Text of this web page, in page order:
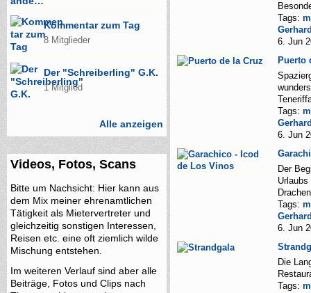
Kommentar zum Tag
8 Mitglieder
Der "Schreiberling" G.K.
1 Mitglied
Alle anzeigen
Videos, Fotos, Scans
Bitte um Nachsicht: Hier kann aus
dem Mix meiner ehrenamtlichen
Tätigkeit als Mietervertreter und
gleichzeitig sonstigen Interessen,
Reisen etc. eine oft ziemlich wilde
Mischung entstehen.
Im weiteren Verlauf sind aber alle
Beiträge, Fotos und Clips nach
Tags:
6. Jun
Puerto
Tags:
6. Jun
Der
Tags:
6. Jun
Die
Tags: